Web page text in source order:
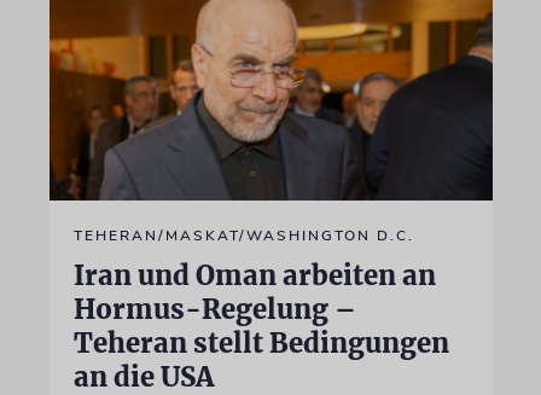
TEHERAN/MASKAT/WASHINGTON D.C.
Iran und Oman arbeiten an
Hormus-Regelung –
Teheran stellt Bedingungen
an die USA